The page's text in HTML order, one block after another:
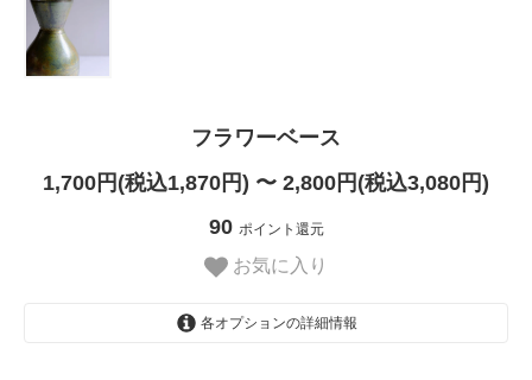
フラワーベース
1,700円(税込1,870円) 〜 2,800円(税込3,080円)
90 ポイント還元
お気に入り
各オプションの詳細情報